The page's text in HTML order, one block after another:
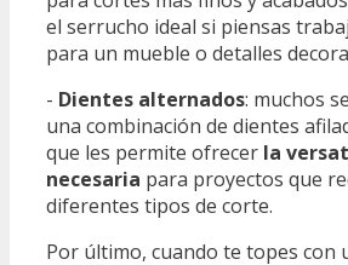
el serrucho ideal si piensas
para un mueble o detalles
- Dientes alternados: muchos
una combinación de dientes
que les permite ofrecer la
necesaria para proyectos que
diferentes tipos de corte.
Por último, cuando te topes con